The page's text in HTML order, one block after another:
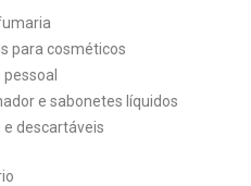
para cosméticos
e sabonetes líquidos
e descartáveis